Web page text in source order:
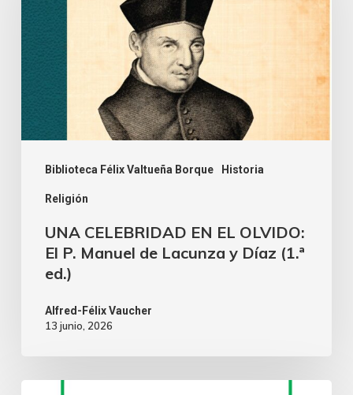
Biblioteca Félix Valtueña Borque Historia
Religión
UNA CELEBRIDAD EN EL OLVIDO:
El P. Manuel de Lacunza y Díaz (1.ª
ed.)
Alfred-Félix Vaucher
13 junio, 2026